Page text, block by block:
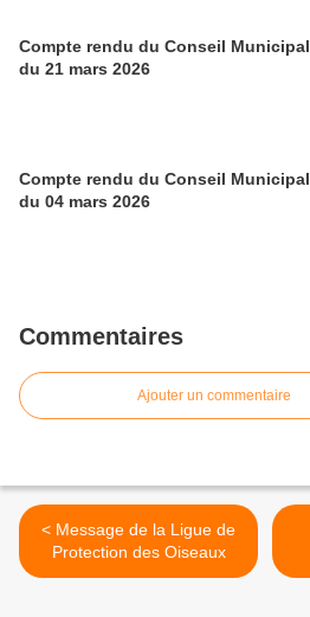
Compte rendu du Conseil Municipal
du 21 mars 2026
Compte rendu du Conseil Municipal
du 04 mars 2026
Commentaires
Ajouter un commentaire
< Message de la Ligue de
Protection des Oiseaux